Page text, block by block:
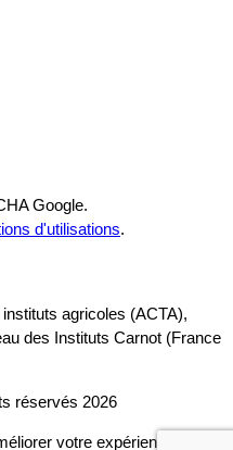
Google.
d'utilisations.
agricoles (ACTA),
des Instituts Carnot (France
réservés 2026
votre expérience